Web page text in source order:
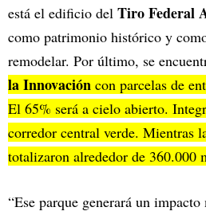
está el edificio del Tiro Federal
como patrimonio histórico y
remodelar. Por último, se
la Innovación con parcelas de
El 65% será a cielo abierto.
corredor central verde. Mientras
totalizaron alrededor de 360.000
“Ese parque generará un